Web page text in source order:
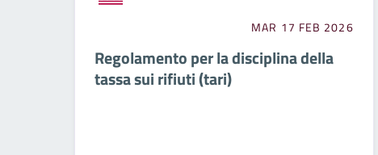
MAR 17 FEB 2026
Regolamento per la disciplina della
tassa sui rifiuti (tari)